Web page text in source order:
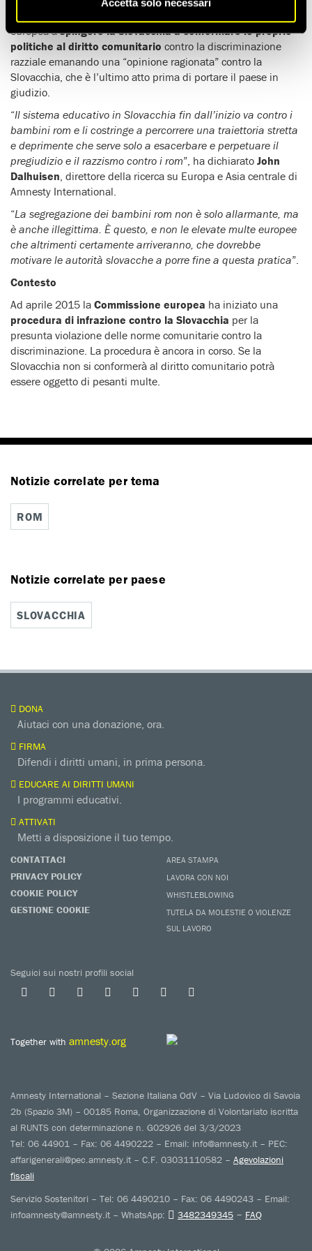
europea aspingere la Slovacchia a conformare le proprie
politiche al diritto comunitario contro la discriminazione
razziale emanando una “opinione ragionata” contro la
Slovacchia, che è l’ultimo atto prima di portare il paese in
giudizio.
“Il sistema educativo in Slovacchia fin dall’inizio va contro i
bambini rom e li costringe a percorrere una traiettoria stretta
e deprimente che serve solo a esacerbare e perpetuare il
pregiudizio e il razzismo contro i rom”, ha dichiarato John
Dalhuisen, direttore della ricerca su Europa e Asia centrale di
Amnesty International.
“La segregazione dei bambini rom non è solo allarmante, ma
è anche illegittima. È questo, e non le elevate multe europee
che altrimenti certamente arriveranno, che dovrebbe
motivare le autorità slovacche a porre fine a questa pratica”.
Contesto
Ad aprile 2015 la Commissione europea ha iniziato una
procedura di infrazione contro la Slovacchia per la
presunta violazione delle norme comunitarie contro la
discriminazione. La procedura è ancora in corso. Se la
Slovacchia non si conformerà al diritto comunitario potrà
essere oggetto di pesanti multe.
Notizie correlate per tema
ROM
Notizie correlate per paese
SLOVACCHIA
DONA
Aiutaci con una donazione, ora.
FIRMA
Difendi i diritti umani, in prima persona.
EDUCARE AI DIRITTI UMANI
I programmi educativi.
ATTIVATI
Metti a disposizione il tuo tempo.
CONTATTACI
PRIVACY POLICY
COOKIE POLICY
GESTIONE COOKIE
AREA STAMPA
LAVORA CON NOI
WHISTLEBLOWING
TUTELA DA MOLESTIE O VIOLENZE
SUL LAVORO
Seguici sui nostri profili social
Together with amnesty.org
Amnesty International – Sezione Italiana OdV – Via Ludovico di Savoia
2b (Spazio 3M) – 00185 Roma, Organizzazione di Volontariato iscritta
al RUNTS con determinazione n. G02926 del 3/3/2023
Tel: 06 44901 – Fax: 06 4490222 – Email: info@amnesty.it – PEC:
affarigenerali@pec.amnesty.it – C.F. 03031110582 – Agevolazioni
fiscali
Servizio Sostenitori – Tel: 06 4490210 – Fax: 06 4490243 – Email:
infoamnesty@amnesty.it – WhatsApp:
3482349345 – FAQ